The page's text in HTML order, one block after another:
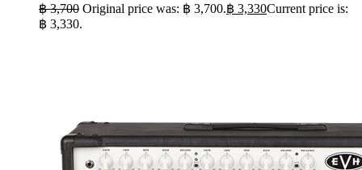
฿3,700 Original price was: ฿ 3,700.฿ 3,330Current price is:
฿ 3,330.